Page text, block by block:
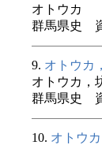
オトウカ
群馬県史
9. オトウカ
オトウカ，
群馬県史
10. オトウカ